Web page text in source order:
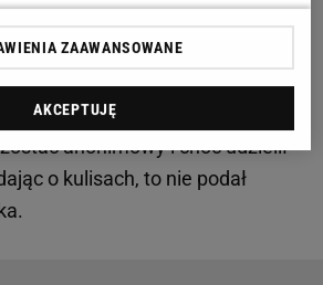
obstawiał spotkania, ale zarzekał
grała jego drużyna.
nielegalny. Pewnie dlatego
anonimowy i choć udzielił
o kulisach, to nie podał
ZAAWANSOWANE
AKCEPTUJĘ